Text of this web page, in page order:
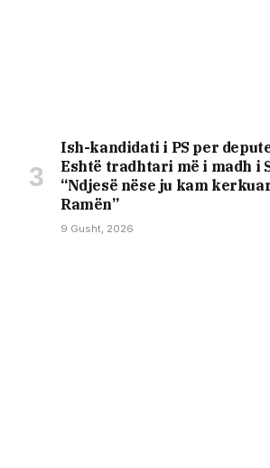
Ish-kandidati i PS per
Eshtë tradhtari më i madh i
“Ndjesë nëse ju kam
Ramën”
9 Gusht, 2026